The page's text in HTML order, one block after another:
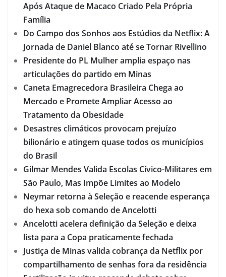
Após Ataque de Macaco Criado Pela Própria
Família
Do Campo dos Sonhos aos Estúdios da Netflix: A
Jornada de Daniel Blanco até se Tornar Rivellino
Presidente do PL Mulher amplia espaço nas
articulações do partido em Minas
Caneta Emagrecedora Brasileira Chega ao
Mercado e Promete Ampliar Acesso ao
Tratamento da Obesidade
Desastres climáticos provocam prejuízo
bilionário e atingem quase todos os municípios
do Brasil
Gilmar Mendes Valida Escolas Cívico-Militares em
São Paulo, Mas Impõe Limites ao Modelo
Neymar retorna à Seleção e reacende esperança
do hexa sob comando de Ancelotti
Ancelotti acelera definição da Seleção e deixa
lista para a Copa praticamente fechada
Justiça de Minas valida cobrança da Netflix por
compartilhamento de senhas fora da residência